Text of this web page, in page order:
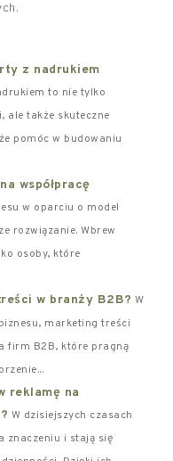
z nadrukiem
to nie tylko
ale także skuteczne
pomóc w budowaniu
współpracę
w oparciu o model
rozwiązanie. Wbrew
osoby, które
w branży B2B? W
marketing treści
firm B2B, które pragną
reklamę na
W dzisiejszych czasach
znaczeniu i stają się